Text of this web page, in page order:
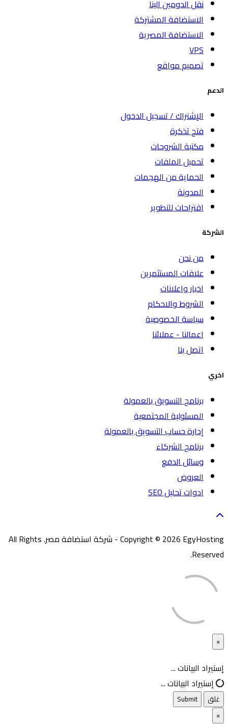
نقل الدومين الينا
الاستضافة المشتركة
الاستضافة المصرية
VPS
تصميم مواقع
الدعم
الإشتراك / تسجيل الدخول
فتح تذكرة
مكتبة الشروحات
تحميل الملفات
الحماية من الهجمات
المدونة
اقتراحات للتطوير
الشركة
من نحن
علاقات المستثمرين
اخبار واعلانات
الشروط والاحكام
سياسة الخصوصية
اعمالنا - عملائنا
اتصل بنا
اخري
برنامج التسويق بالعمولة
المسئولية المجتمعية
إدارة حساب التسويق بالعمولة
برنامج الشركاء
وسائل الدفع
العروض
ادوات تحليل SEO
Copyright © 2026 EgyHosting - شركة استضافة مصر. All Rights
Reserved.
×
غلق
إستيراد البيانات ...
إستيراد البيانات ...
غلق
Submit
×